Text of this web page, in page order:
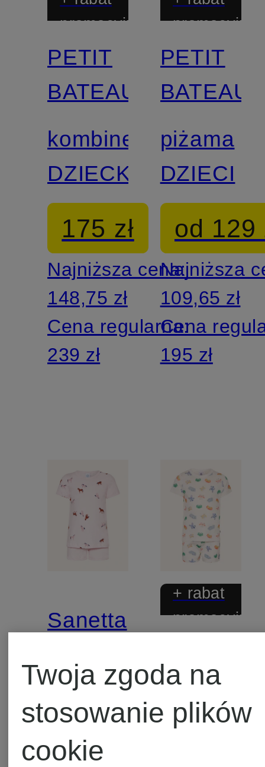
promocyjny
PETIT
BATEAU
kombinezon
DZIECKO
175 zł
Najniższa cena:
148,75 zł
Cena regularna:
239 zł
promocyjny
PETIT
BATEAU
piżama
DZIECI
od 129
Najniższa
109,65 zł
Cena
195 zł
Sanetta
Piżama
z
szortami
KIDS
+ rabat
promocyjny
BATEAU
Krótkie
Twoja zgoda na
stosowanie plików
cookie